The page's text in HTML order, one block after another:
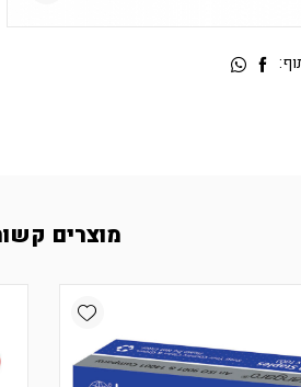
מוצרים
Add wishlist